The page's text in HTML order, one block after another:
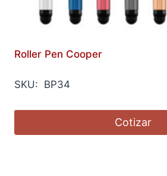
Roller Pen Cooper
SKU: BP34
Cotizar